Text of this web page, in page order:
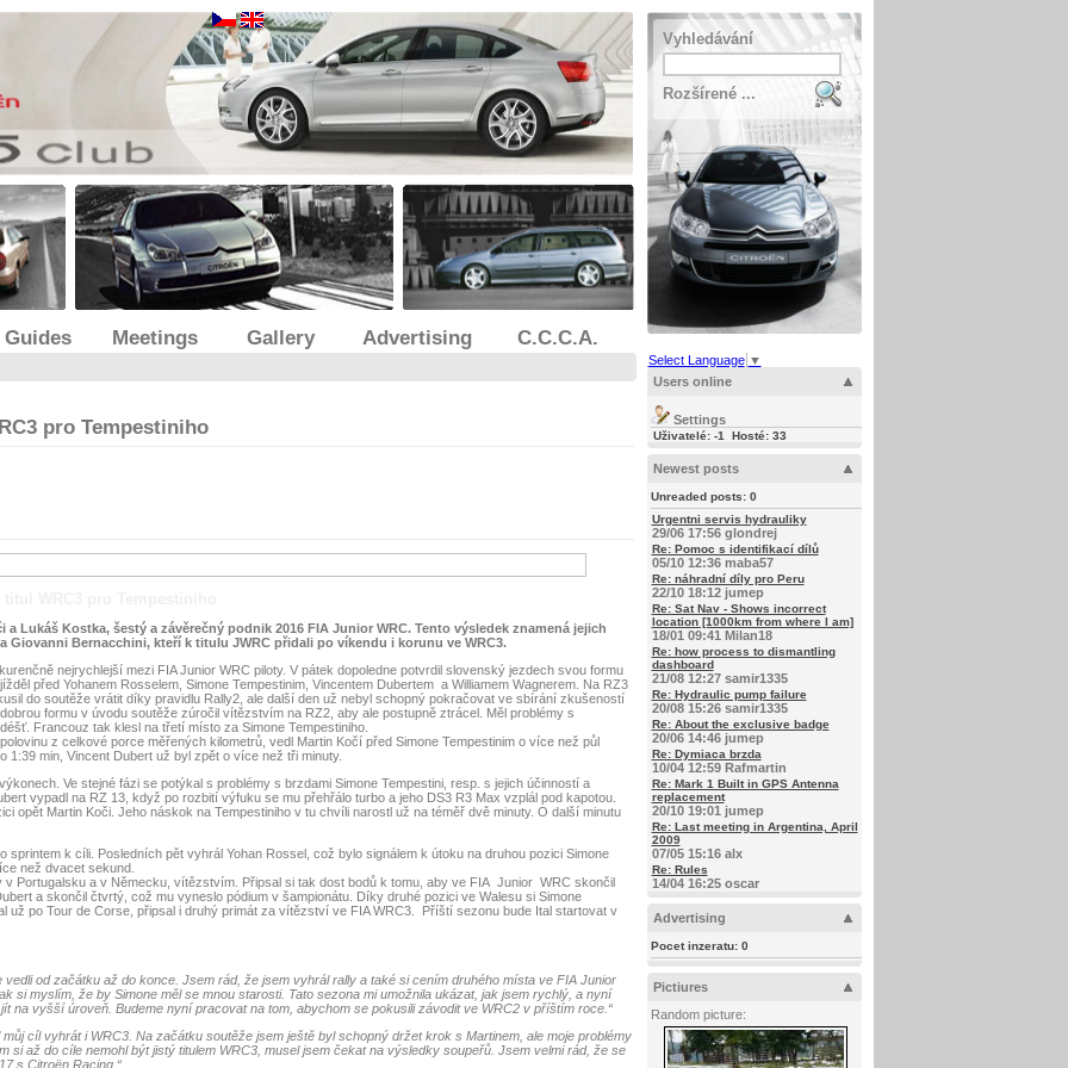
Vyhledávání
Rozšírené ...
Meetings Gallery Advertising C.C.C.A.
pro Tempestiniho
Lukáš Kostka, šestý a závěrečný podnik 2016 FIA Junior WRC. Tento výsledek znamená jejich
Giovanni Bernacchini, kteří k titulu JWRC přidali po víkendu i korunu ve WRC3.
nejrychlejší mezi FIA Junior WRC piloty. V pátek dopoledne potvrdil slovenský jezdech svou formu
před Yohanem Rosselem, Simone Tempestinim, Vincentem Dubertem a Williamem Wagnerem. Na RZ3
do soutěže vrátit díky pravidlu Rally2, ale další den už nebyl schopný pokračovat ve sbírání zkušeností
formu v úvodu soutěže zúročil vítězstvím na RZ2, aby ale postupně ztrácel. Měl problémy s
Francouz tak klesl na třetí místo za Simone Tempestiniho.
z celkové porce měřených kilometrů, vedl Martin Kočí před Simone Tempestinim o více než půl
min, Vincent Dubert už byl zpět o více než tři minuty.
Ve stejné fázi se potýkal s problémy s brzdami Simone Tempestini, resp. s jejich účinností a
vypadl na RZ 13, když po rozbití výfuku se mu přehřálo turbo a jeho DS3 R3 Max vzplál pod kapotou.
opět Martin Koči. Jeho náskok na Tempestiniho v tu chvíli narostl už na téměř dvě minuty. O další minutu
k cíli. Posledních pět vyhrál Yohan Rossel, což bylo signálem k útoku na druhou pozici Simone
než dvacet sekund.
Portugalsku a v Německu, vítězstvím. Připsal si tak dost bodů k tomu, aby ve FIA Junior WRC skončil
a skončil čtvrtý, což mu vyneslo pódium v šampionátu. Díky druhé pozici ve Walesu si Simone
po Tour de Corse, připsal i druhý primát za vítězství ve FIA WRC3. Příští sezonu bude Ital startovat v
od začátku až do konce. Jsem rád, že jsem vyhrál rally a také si cením druhého místa ve FIA Junior
si myslím, že by Simone měl se mnou starosti. Tato sezona mi umožnila ukázat, jak jsem rychlý, a nyní
na vyšší úroveň. Budeme nyní pracovat na tom, abychom se pokusili závodit ve WRC2 v příštím roce.“
cíl vyhrát i WRC3. Na začátku soutěže jsem ještě byl schopný držet krok s Martinem, ale moje problémy
si až do cíle nemohl být jistý titulem WRC3, musel jsem čekat na výsledky soupeřů. Jsem velmi rád, že se
s Citroën Racing.“
Select Language ▼
Users online
Settings
Uživatelé: -1 Hosté: 33
Newest posts
Unreaded posts: 0
Urgentni servis hydrauliky
29/06 17:56 glondrej
Re: Pomoc s identifikací dílů
05/10 12:36 maba57
Re: náhradní díly pro Peru
22/10 18:12 jumep
Re: Sat Nav - Shows incorrect
location [1000km from where I am]
18/01 09:41 Milan18
Re: how process to dismantling
dashboard
21/08 12:27 samir1335
Re: Hydraulic pump failure
20/08 15:26 samir1335
Re: About the exclusive badge
20/06 14:46 jumep
Re: Dymiaca brzda
10/04 12:59 Rafmartin
Re: Mark 1 Built in GPS Antenna
replacement
20/10 19:01 jumep
Re: Last meeting in Argentina, April
2009
07/05 15:16 alx
Re: Rules
14/04 16:25 oscar
Advertising
Pocet inzeratu: 0
Pictiures
Random picture: